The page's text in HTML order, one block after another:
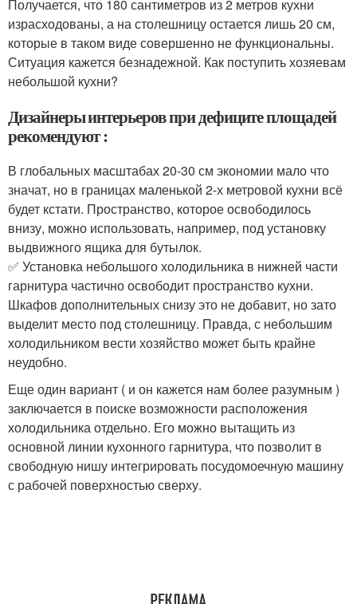
Получается, что 180 сантиметров из 2 метров кухни
израсходованы, а на столешницу остается лишь 20 см,
которые в таком виде совершенно не функциональны.
Ситуация кажется безнадежной. Как поступить хозяевам
небольшой кухни?
Дизайнеры интерьеров при дефиците площадей
рекомендуют :
В глобальных масштабах 20-30 см экономии мало что
значат, но в границах маленькой 2-х метровой кухни всё
будет кстати. Пространство, которое освободилось
внизу, можно использовать, например, под установку
выдвижного ящика для бутылок.
✅ Установка небольшого холодильника в нижней части
гарнитура частично освободит пространство кухни.
Шкафов дополнительных снизу это не добавит, но зато
выделит место под столешницу. Правда, с небольшим
холодильником вести хозяйство может быть крайне
неудобно.
Еще один вариант ( и он кажется нам более разумным )
заключается в поиске возможности расположения
холодильника отдельно. Его можно вытащить из
основной линии кухонного гарнитура, что позволит в
свободную нишу интегрировать посудомоечную машину
с рабочей поверхностью сверху.